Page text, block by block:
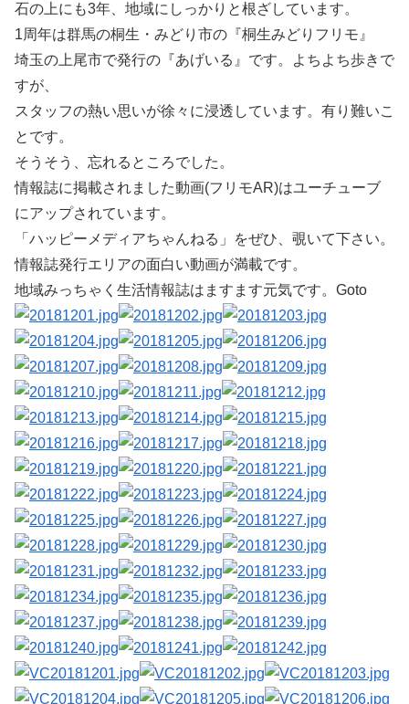
石の上にも3年、地域にしっかりと根ざしています。
1周年は群馬の桐生・みどり市の『桐生みどりフリモ』
埼玉の上尾市で発行の『あげいる』です。よちよち歩きで
すが、
スタッフの熱い思いが徐々に浸透しています。有り難いこ
とです。
そうそう、忘れるところでした。
情報誌に掲載されました動画(フリモAR)はユーチューブ
にアップされています。
「ハッピーメディアちゃんねる」をぜひ、覗いて下さい。
情報誌発行エリアの面白い動画が満載です。
地域みっちゃく生活情報誌はますます元気です。Goto